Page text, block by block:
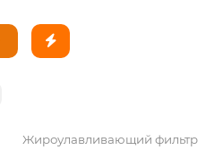
Жироулавливающий фильтр